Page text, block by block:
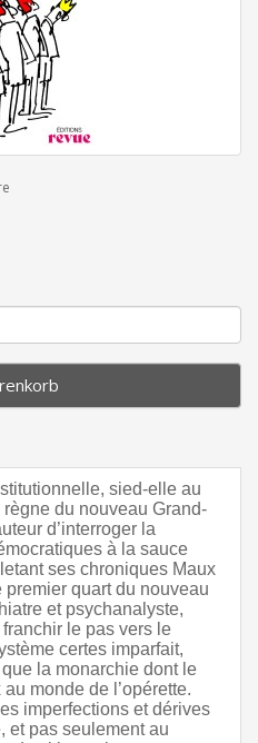
sied-elle au
du nouveau Grand-
d’interroger la
à la sauce
ses chroniques Maux
premier quart du nouveau
et psychanalyste,
le pas vers le
certes imparfait,
la monarchie dont le
monde de l’opérette.
imperfections et dérives
et pas seulement au